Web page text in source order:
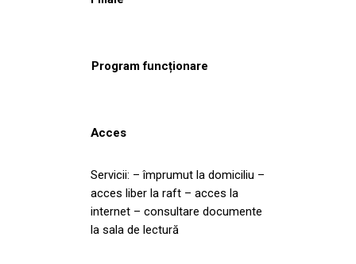
Program funcționare
Acces
Servicii: – împrumut la domiciliu –
acces liber la raft – acces la
internet – consultare documente
la sala de lectură